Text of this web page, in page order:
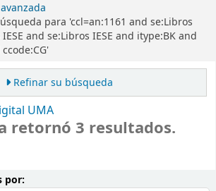
para 'ccl=an:1161 and se:Libros
and se:Libros IESE and itype:BK and
Refinar su búsqueda
UMA
retornó 3 resultados.
por: